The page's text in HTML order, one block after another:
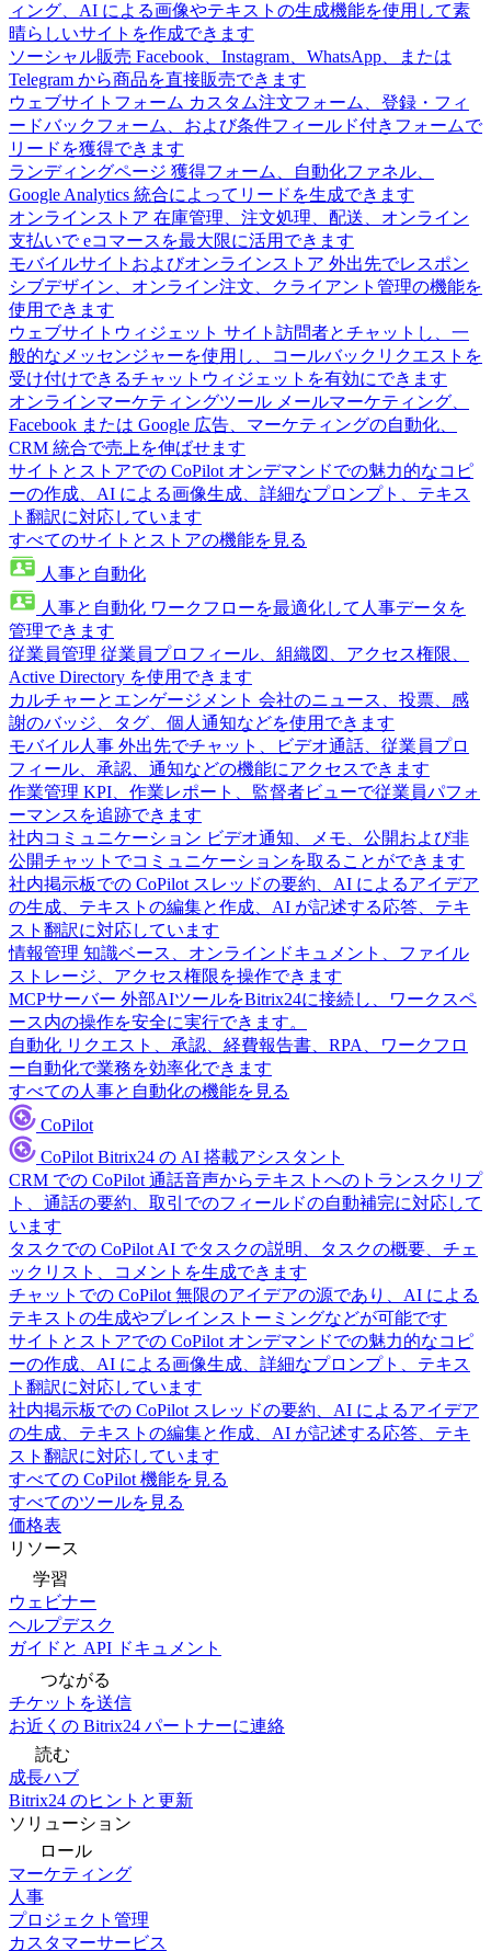
ィング、AI による画像やテキストの生成機能を使用して素
晴らしいサイトを作成できます
ソーシャル販売 Facebook、Instagram、WhatsApp、または
Telegram から商品を直接販売できます
ウェブサイトフォーム カスタム注文フォーム、登録・フィ
ードバックフォーム、および条件フィールド付きフォームで
リードを獲得できます
ランディングページ 獲得フォーム、自動化ファネル、
Google Analytics 統合によってリードを生成できます
オンラインストア 在庫管理、注文処理、配送、オンライン
支払いで eコマースを最大限に活用できます
モバイルサイトおよびオンラインストア 外出先でレスポン
シブデザイン、オンライン注文、クライアント管理の機能を
使用できます
ウェブサイトウィジェット サイト訪問者とチャットし、一
般的なメッセンジャーを使用し、コールバックリクエストを
受け付けできるチャットウィジェットを有効にできます
オンラインマーケティングツール メールマーケティング、
Facebook または Google 広告、マーケティングの自動化、
CRM 統合で売上を伸ばせます
サイトとストアでの CoPilot オンデマンドでの魅力的なコピ
ーの作成、AI による画像生成、詳細なプロンプト、テキス
ト翻訳に対応しています
すべてのサイトとストアの機能を見る
人事と自動化
人事と自動化 ワークフローを最適化して人事データを
管理できます
従業員管理 従業員プロフィール、組織図、アクセス権限、
Active Directory を使用できます
カルチャーとエンゲージメント 会社のニュース、投票、感
謝のバッジ、タグ、個人通知などを使用できます
モバイル人事 外出先でチャット、ビデオ通話、従業員プロ
フィール、承認、通知などの機能にアクセスできます
作業管理 KPI、作業レポート、監督者ビューで従業員パフォ
ーマンスを追跡できます
社内コミュニケーション ビデオ通知、メモ、公開および非
公開チャットでコミュニケーションを取ることができます
社内掲示板での CoPilot スレッドの要約、AI によるアイデア
の生成、テキストの編集と作成、AI が記述する応答、テキ
スト翻訳に対応しています
情報管理 知識ベース、オンラインドキュメント、ファイル
ストレージ、アクセス権限を操作できます
MCPサーバー 外部AIツールをBitrix24に接続し、ワークスペ
ース内の操作を安全に実行できます。
自動化 リクエスト、承認、経費報告書、RPA、ワークフロ
ー自動化で業務を効率化できます
すべての人事と自動化の機能を見る
CoPilot
CoPilot Bitrix24 の AI 搭載アシスタント
CRM での CoPilot 通話音声からテキストへのトランスクリプ
ト、通話の要約、取引でのフィールドの自動補完に対応して
います
タスクでの CoPilot AI でタスクの説明、タスクの概要、チェ
ックリスト、コメントを生成できます
チャットでの CoPilot 無限のアイデアの源であり、AI による
テキストの生成やブレインストーミングなどが可能です
サイトとストアでの CoPilot オンデマンドでの魅力的なコピ
ーの作成、AI による画像生成、詳細なプロンプト、テキス
ト翻訳に対応しています
社内掲示板での CoPilot スレッドの要約、AI によるアイデア
の生成、テキストの編集と作成、AI が記述する応答、テキ
スト翻訳に対応しています
すべての CoPilot 機能を見る
すべてのツールを見る
価格表
リソース
学習
ウェビナー
ヘルプデスク
ガイドと API ドキュメント
つながる
チケットを送信
お近くの Bitrix24 パートナーに連絡
読む
成長ハブ
Bitrix24 のヒントと更新
ソリューション
ロール
マーケティング
人事
プロジェクト管理
カスタマーサービス